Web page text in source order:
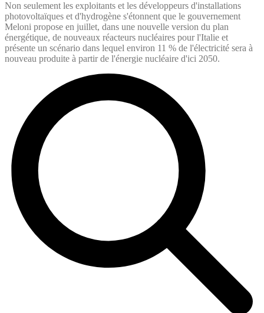
Non seulement les exploitants et les développeurs d'installations
photovoltaïques et d'hydrogène s'étonnent que le gouvernement
Meloni propose en juillet, dans une nouvelle version du plan
énergétique, de nouveaux réacteurs nucléaires pour l'Italie et
présente un scénario dans lequel environ 11 % de l'électricité sera à
nouveau produite à partir de l'énergie nucléaire d'ici 2050.